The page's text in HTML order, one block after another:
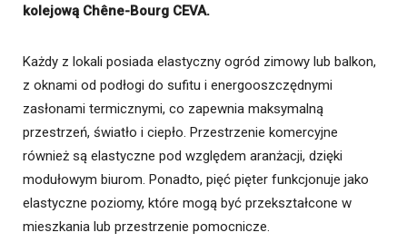
kolejową Chêne-Bourg CEVA.
Każdy z lokali posiada elastyczny ogród zimowy lub balkon,
z oknami od podłogi do sufitu i energooszczędnymi
zasłonami termicznymi, co zapewnia maksymalną
przestrzeń, światło i ciepło. Przestrzenie komercyjne
również są elastyczne pod względem aranżacji, dzięki
modułowym biurom. Ponadto, pięć pięter funkcjonuje jako
elastyczne poziomy, które mogą być przekształcone w
mieszkania lub przestrzenie pomocnicze.